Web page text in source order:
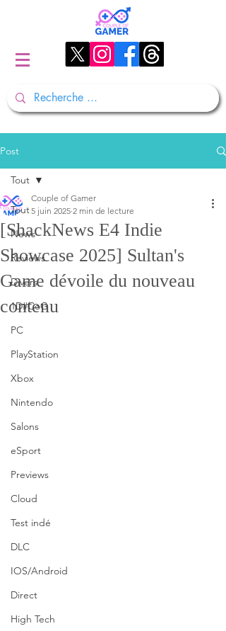
Post
Tout
News
Reviews
Divers
1D#CoG
PC
PlayStation
Xbox
Nintendo
Salons
eSport
Previews
Cloud
Test indé
DLC
IOS/Android
Direct
High Tech
Tout
[ShackNews E4 Indie
Showcase 2025] Sultan's
Game dévoile du nouveau
contenu
Couple of Gamer
5 juin 2025 2 min de lecture